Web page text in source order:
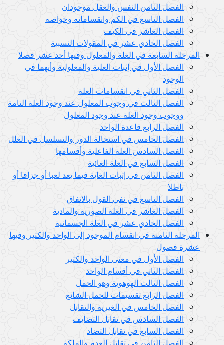
الفصل الثامن النفس والعقل موجودان
الفصل التاسع في الكم وانقساماته وخواصه
الفصل العاشر في الكيف
الفصل الحادي عشر في المقولات النسبية
المرحلة السابعة في العلة والمعلول وفيها أحد عشر فصلا
الفصل الأول في إثبات العلية والمعلولية وأنهما في
الوجود
الفصل الثاني في انقسامات العلة
الفصل الثالث في وجوب المعلول عند وجود العلة التامة
ووجوب وجود العلة عند وجود المعلول
الفصل الرابع قاعدة الواحد
الفصل الخامس في استحالة الدور والتسلسل في العلل
الفصل السادس العلة الفاعلية وأقسامها
الفصل السابع في العلة الغائية
الفصل الثامن في إثبات الغاية فيما يعد لعبا أو جزافا أو
باطلا
الفصل التاسع في نفي القول بالاتفاق
الفصل العاشر في العلة الصورية والمادية
الفصل الحادي عشر في العلة الجسمانية
المرحلة الثامنة في انقسام الموجود إلى الواحد والكثير وفيها
عشرة فصول
الفصل الأول في معنى الواحد والكثير
الفصل الثاني في أقسام الواحد
الفصل الثالث الهوهوية وهو الحمل
الفصل الرابع تقسيمات للحمل الشائع
الفصل الخامس في الغيرية والتقابل
الفصل السادس في تقابل التضايف
الفصل السابع في تقابل التضاد